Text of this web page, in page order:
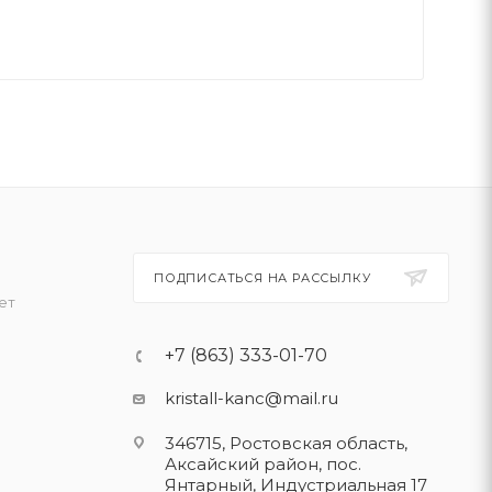
ПОДПИСАТЬСЯ НА РАССЫЛКУ
+7 (863) 333-01-70
kristall-kanc@mail.ru
346715, Ростовская область​,
Аксайский район, пос.
Янтарный, Индустриальная 17